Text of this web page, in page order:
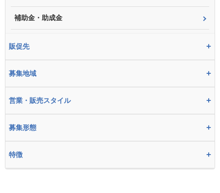
補助金・助成金
販促先 +
募集地域 +
営業・販売スタイル +
募集形態 +
特徴 +